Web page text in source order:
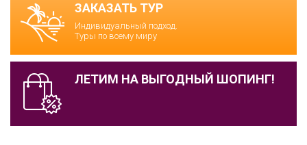
ЗАКАЗАТЬ ТУР
Индивидуальный подход.
Туры по всему миру
ЛЕТИМ НА ВЫГОДНЫЙ ШОПИНГ!